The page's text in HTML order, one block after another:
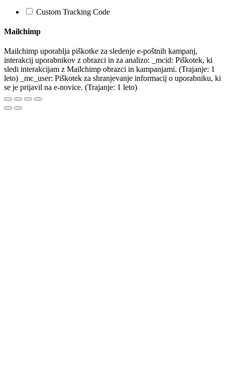
Custom Tracking Code
Mailchimp
Mailchimp uporablja piškotke za sledenje e-poštnih kampanj,
interakcij uporabnikov z obrazci in za analizo: _mcid: Piškotek, ki
sledi interakcijam z Mailchimp obrazci in kampanjami. (Trajanje: 1
leto) _mc_user: Piškotek za shranjevanje informacij o uporabniku, ki
se je prijavil na e-novice. (Trajanje: 1 leto)